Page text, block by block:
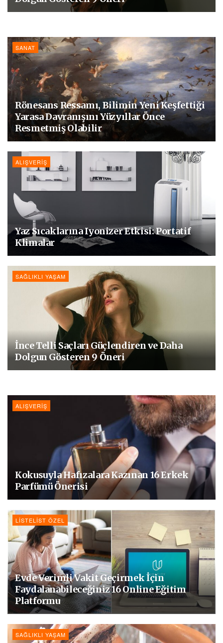
SANAT
Rönesans Ressamı, Bilimin Yeni Keşfettiği
Yarasa Davranışını Yüzyıllar Önce
Resmetmiş Olabilir
ALIŞVERIŞ
Yaz Sıcaklarına Iyonizer Etkisi: Portatif
Klimalar
SAĞLIKLI YAŞAM
İnce Telli Saçları Güçlendiren ve Daha
Dolgun Gösteren 9 Öneri
ALIŞVERIŞ
Kokusuyla Hafızalara Kazınan 16 Erkek
Parfümü Önerisi
LISTELIST ÖZEL
Evde Verimli Vakit Geçirmek İçin
Faydalanabileceğiniz 16 Online Eğitim
Platformu
SAĞLIKLI YAŞAM